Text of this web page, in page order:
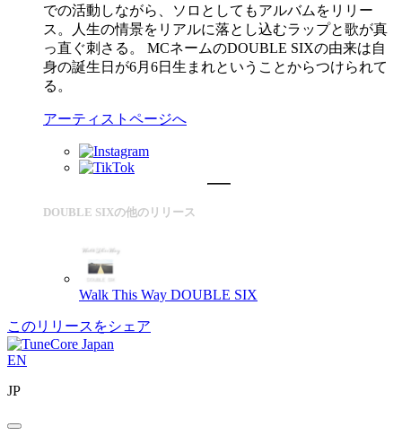
での活動しながら、ソロとしてもアルバムをリリー
ス。人生の情景をリアルに落とし込むラップと歌が真
っ直ぐ刺さる。 MCネームのDOUBLE SIXの由来は自
身の誕生日が6月6日生まれということからつけられて
る。
アーティストページへ
DOUBLE SIXの他のリリース
Walk This Way DOUBLE SIX
このリリースをシェア
EN
JP